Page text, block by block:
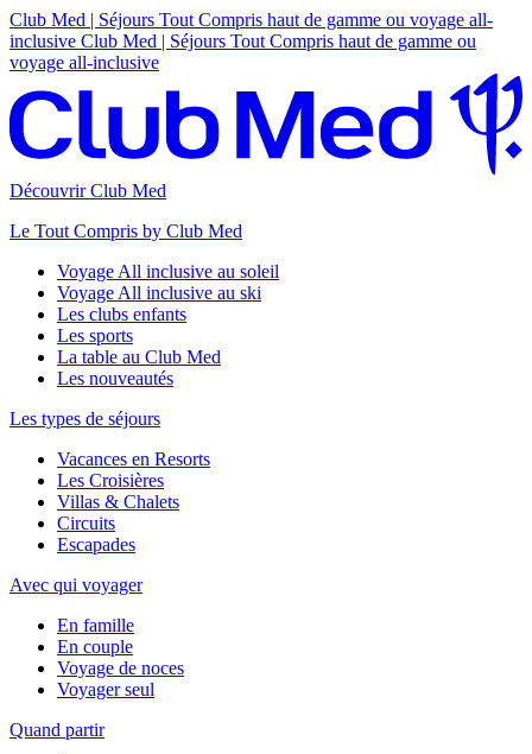
Club Med | Séjours Tout Compris haut de gamme ou voyage all-
inclusive Club Med | Séjours Tout Compris haut de gamme ou
voyage all-inclusive
Découvrir Club Med
Le Tout Compris by Club Med
Voyage All inclusive au soleil
Voyage All inclusive au ski
Les clubs enfants
Les sports
La table au Club Med
Les nouveautés
Les types de séjours
Vacances en Resorts
Les Croisières
Villas & Chalets
Circuits
Escapades
Avec qui voyager
En famille
En couple
Voyage de noces
Voyager seul
Quand partir